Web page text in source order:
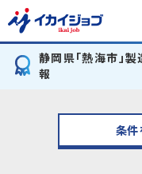
静岡県「熱海市」
報
条件